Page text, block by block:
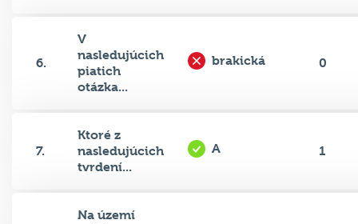
6.
V
nasledujúcich
piatich
otázka...
brakická 0
7.
Ktoré z
nasledujúcich
tvrdení...
A 1
Na území